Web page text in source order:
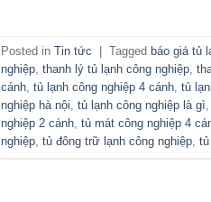
Posted in Tin tức Tagged báo giá tủ
nghiệp, thanh lý tủ lạnh công nghiệp,
cánh, tủ lạnh công nghiệp 4 cánh, tủ
nghiệp hà nội, tủ lạnh công nghiệp là gì,
nghiệp 2 cánh, tủ mát công nghiệp 4
nghiệp, tủ đông trữ lạnh công nghiệp,